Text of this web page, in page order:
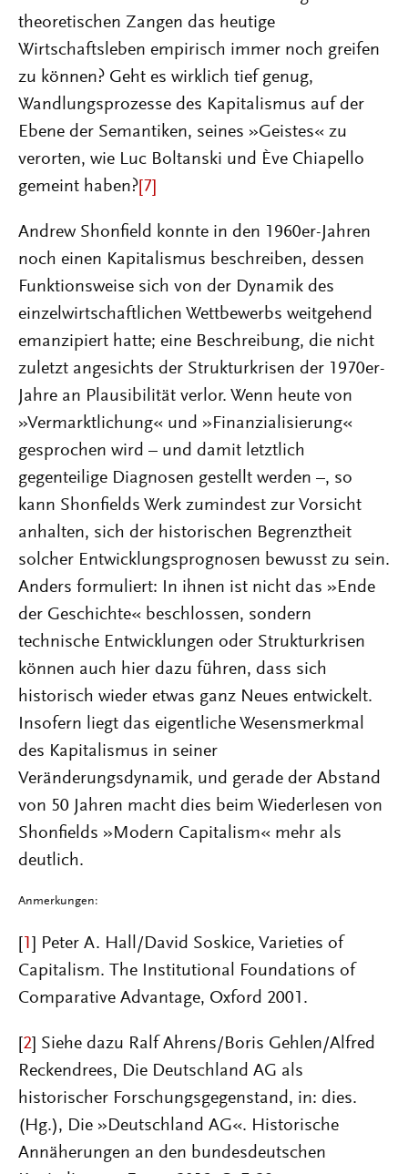
theoretischen Zangen das heutige
Wirtschaftsleben empirisch immer noch greifen
zu können? Geht es wirklich tief genug,
Wandlungsprozesse des Kapitalismus auf der
Ebene der Semantiken, seines »Geistes« zu
verorten, wie Luc Boltanski und Ève Chiapello
gemeint haben? [7]
Andrew Shonfield konnte in den 1960er-Jahren
noch einen Kapitalismus beschreiben, dessen
Funktionsweise sich von der Dynamik des
einzelwirtschaftlichen Wettbewerbs weitgehend
emanzipiert hatte; eine Beschreibung, die nicht
zuletzt angesichts der Strukturkrisen der 1970er-
Jahre an Plausibilität verlor. Wenn heute von
»Vermarktlichung« und »Finanzialisierung«
gesprochen wird – und damit letztlich
gegenteilige Diagnosen gestellt werden –, so
kann Shonfields Werk zumindest zur Vorsicht
anhalten, sich der historischen Begrenztheit
solcher Entwicklungsprognosen bewusst zu sein.
Anders formuliert: In ihnen ist nicht das »Ende
der Geschichte« beschlossen, sondern
technische Entwicklungen oder Strukturkrisen
können auch hier dazu führen, dass sich
historisch wieder etwas ganz Neues entwickelt.
Insofern liegt das eigentliche Wesensmerkmal
des Kapitalismus in seiner
Veränderungsdynamik, und gerade der Abstand
von 50 Jahren macht dies beim Wiederlesen von
Shonfields »Modern Capitalism« mehr als
deutlich.
Anmerkungen:
1
] Peter A. Hall/David Soskice, Varieties of
Capitalism. The Institutional Foundations of
Comparative Advantage, Oxford 2001.
2 ] Siehe dazu Ralf Ahrens/Boris Gehlen/Alfred
Reckendrees, Die Deutschland AG als
historischer Forschungsgegenstand, in: dies.
(Hg.), Die »Deutschland AG«. Historische
Annäherungen an den bundesdeutschen